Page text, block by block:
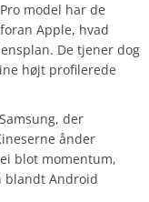
model har de
Apple, hvad
De tjener dog
højt profilerede
der
ånder
blot momentum,
blandt Android